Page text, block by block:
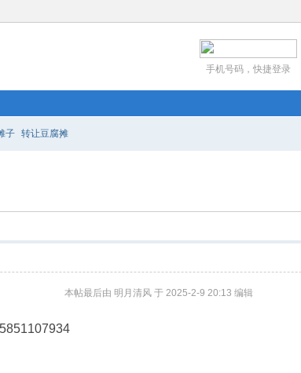
手机号码，快捷登录
子 转让豆腐摊
本帖最后由 明月清风 于 2025-2-9 20:13 编辑